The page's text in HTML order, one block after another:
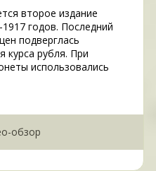
второе издание
годов. Последний
подверглась
курса рубля. При
использовались
обзор